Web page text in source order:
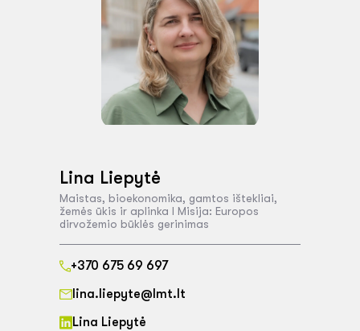
Lina Liepytė
Maistas, bioekonomika, gamtos ištekliai,
žemės ūkis ir aplinka I Misija: Europos
dirvožemio būklės gerinimas
+370 675 69 697
lina.liepyte@lmt.lt
Lina Liepytė